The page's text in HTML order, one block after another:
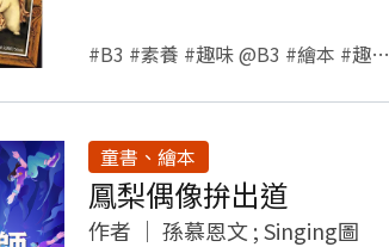
#B3 #素養 #趣味 @B3 #繪本 #趣味 #藝術
童書、繪本
鳳梨偶像拚出道
作者 ｜ 孫慕恩文 ; Singing圖